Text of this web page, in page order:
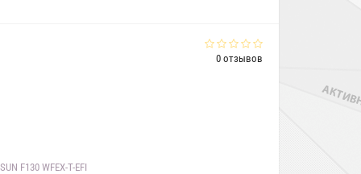
0 отзывов
F130 WFEX-T-EFI